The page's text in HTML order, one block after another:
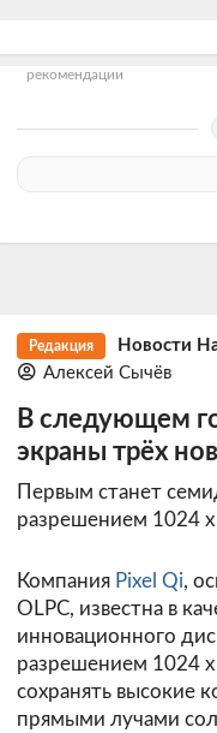
рекомендации
Редакция Новости
Алексей Сычёв
В следующем
экраны трёх
Первым станет
разрешением 1024 х
Компания Pixel Qi,
OLPC, известна в
инновационного
разрешением 1024
сохранять высокие
прямыми лучами